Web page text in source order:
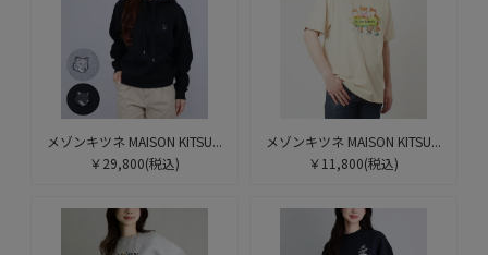
メゾンキツネ MAISON KITSU...
￥29,800(税込)
メゾンキツネ MAISON KITSU...
￥11,800(税込)